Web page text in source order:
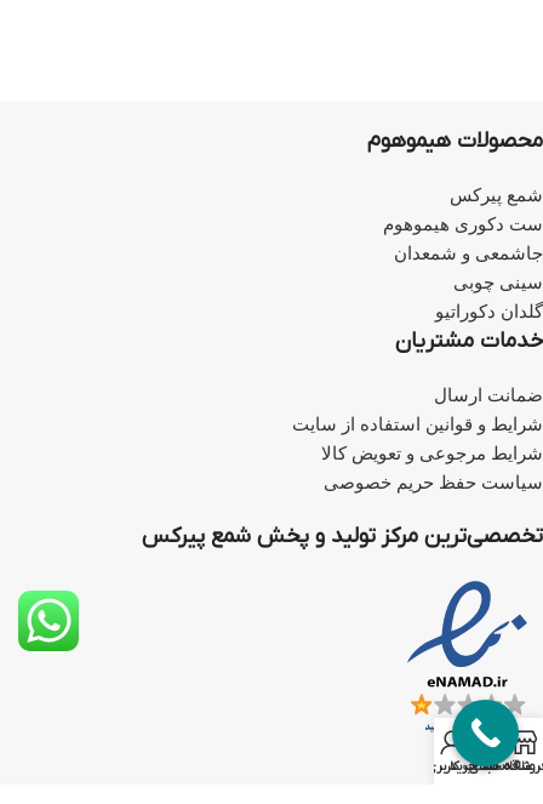
محصولات هیموهوم
شمع پیرکس
ست دکوری هیموهوم
جاشمعی و شمعدان
سینی چوبی
گلدان دکوراتیو
خدمات مشتریان
ضمانت ارسال
شرایط و قوانین استفاده از سایت
شرایط مرجوعی و تعویض کالا
سیاست حفظ حریم خصوصی
تخصصی‌ترین مرکز تولید و پخش شمع پیرکس
علاقه مندی
0
سبد خرید
حساب کاربری من